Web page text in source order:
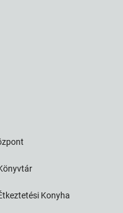
Konyha